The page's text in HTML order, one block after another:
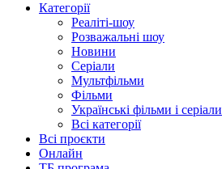
Категорії
Реаліті-шоу
Розважальні шоу
Новини
Серіали
Мультфільми
Фільми
Українські фільми і серіали
Всі категорії
Всі проєкти
Онлайн